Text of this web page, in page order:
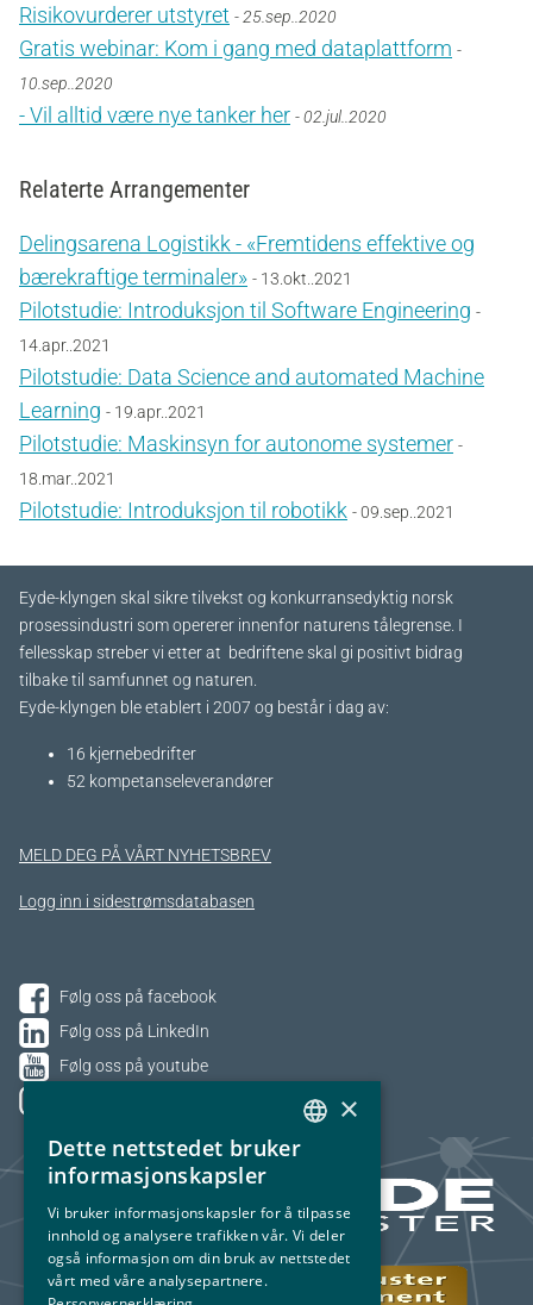
Risikovurderer utstyret - 25.sep..2020
Gratis webinar: Kom i gang med dataplattform -
10.sep..2020
- Vil alltid være nye tanker her - 02.jul..2020
Relaterte Arrangementer
Delingsarena Logistikk - «Fremtidens effektive og
bærekraftige terminaler» - 13.okt..2021
Pilotstudie: Introduksjon til Software Engineering -
14.apr..2021
Pilotstudie: Data Science and automated Machine
Learning - 19.apr..2021
Pilotstudie: Maskinsyn for autonome systemer -
18.mar..2021
Pilotstudie: Introduksjon til robotikk - 09.sep..2021
Eyde-klyngen skal sikre tilvekst og konkurransedyktig norsk
prosessindustri som opererer innenfor naturens tålegrense. I
fellesskap streber vi etter at bedriftene skal gi positivt bidrag
tilbake til samfunnet og naturen.
Eyde-klyngen ble etablert i 2007 og består i dag av:
16 kjernebedrifter​
52 kompetanseleverandører
MELD DEG PÅ VÅRT NYHETSBREV
Logg inn i sidestrømsdatabasen
Følg oss på facebook
Følg oss på LinkedIn
Følg oss på youtube
NORWEGIAN
×
Dette nettstedet bruker
informasjonskapsler
Vi bruker informasjonskapsler for å tilpasse
innhold og analysere trafikken vår. Vi deler
også informasjon om din bruk av nettstedet
vårt med våre analysepartnere.